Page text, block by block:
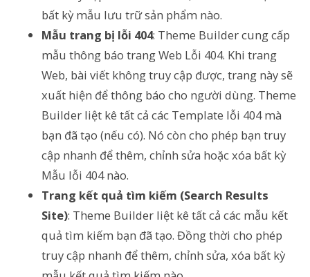
bất kỳ mẫu lưu trữ sản phẩm nào.
Mẫu trang bị lỗi 404: Theme Builder cung cấp
mẫu thông báo trang Web Lỗi 404. Khi trang
Web, bài viết không truy cập được, trang này sẽ
xuất hiện để thông báo cho người dùng. Theme
Builder liệt kê tất cả các Template lỗi 404 mà
bạn đã tạo (nếu có). Nó còn cho phép bạn truy
cập nhanh để thêm, chỉnh sửa hoặc xóa bất kỳ
Mẫu lỗi 404 nào.
Trang kết quả tìm kiếm (Search Results
Site): Theme Builder liệt kê tất cả các mẫu kết
quả tìm kiếm bạn đã tạo. Đồng thời cho phép
truy cập nhanh để thêm, chỉnh sửa, xóa bất kỳ